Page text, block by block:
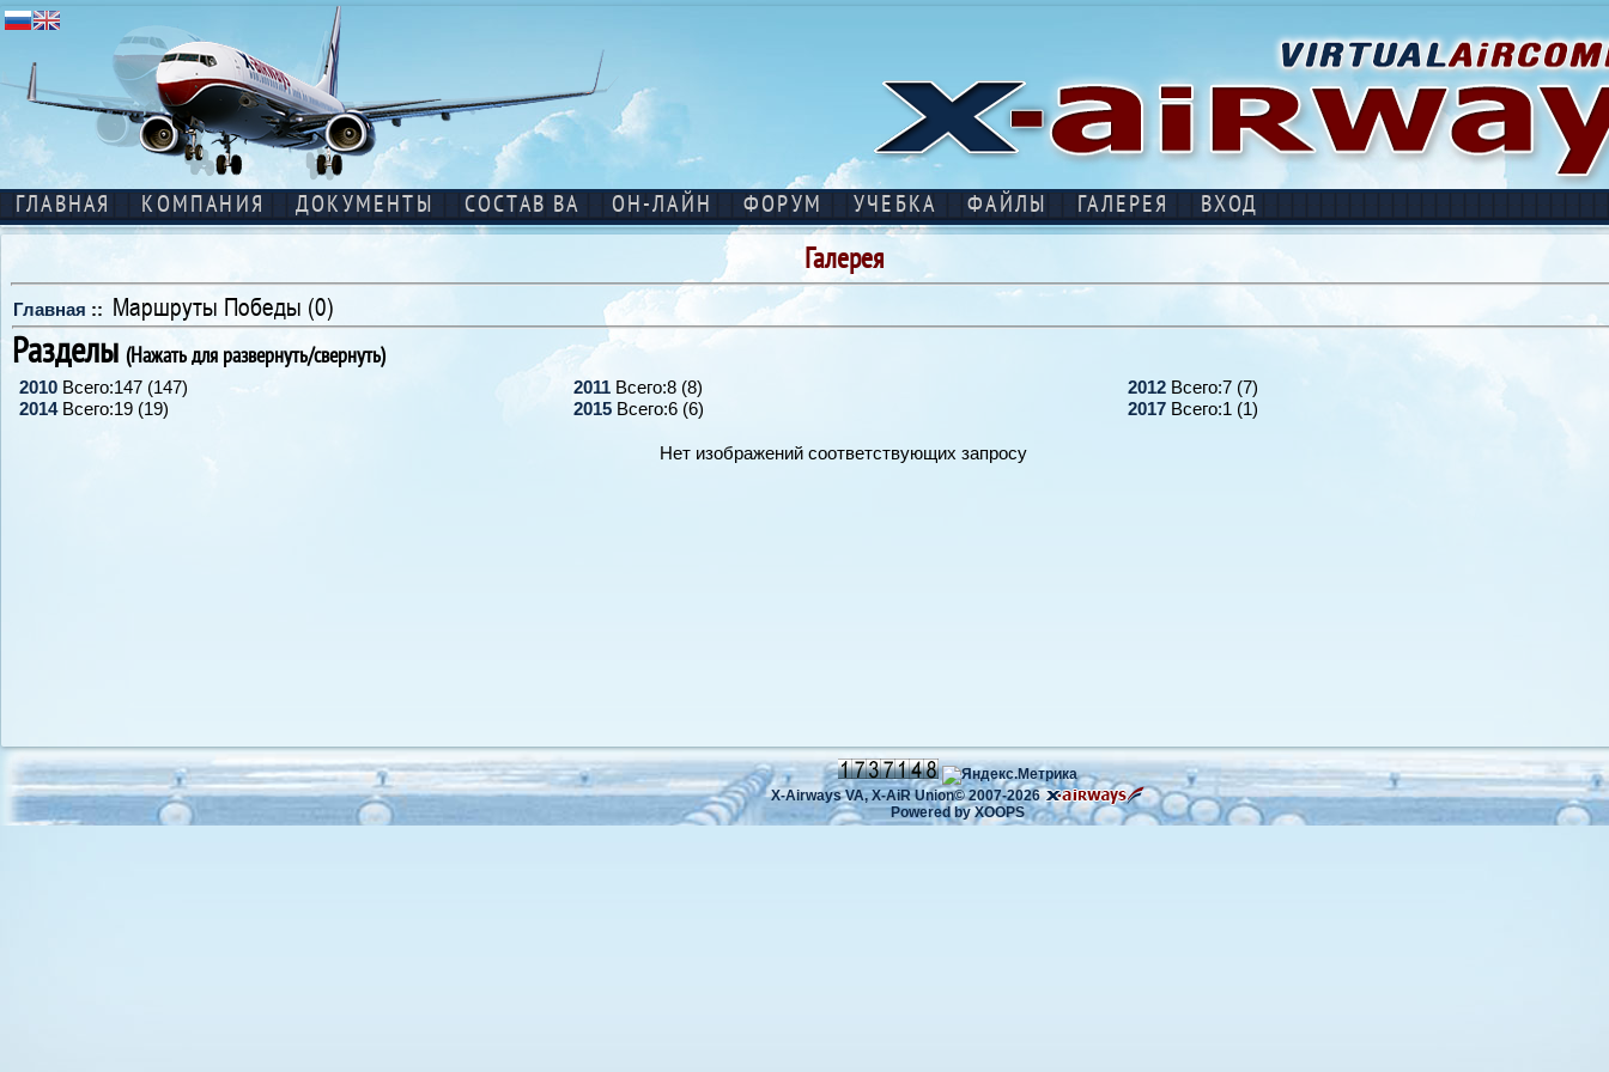
ГЛАВНАЯ КОМПАНИЯ ДОКУМЕНТЫ СОСТАВ ВА ОН-ЛАЙН ФОРУМ УЧЕБКА ФАЙЛЫ ГАЛЕРЕЯ ВХОД
Галерея
Главная :: Маршруты Победы (0)
Разделы (Нажать для развернуть/свернуть)
2010 Всего:147 (147) 2011 Всего:8 (8) 2012 Всего:7 (7)
2014Всего:19 (19) 2015 Всего:6 (6) 2017 Всего:1 (1)
Нет изображений соответствующих запросу
X-Airways VA,X-AiR Union©2007-2026
Powered byXOOPS